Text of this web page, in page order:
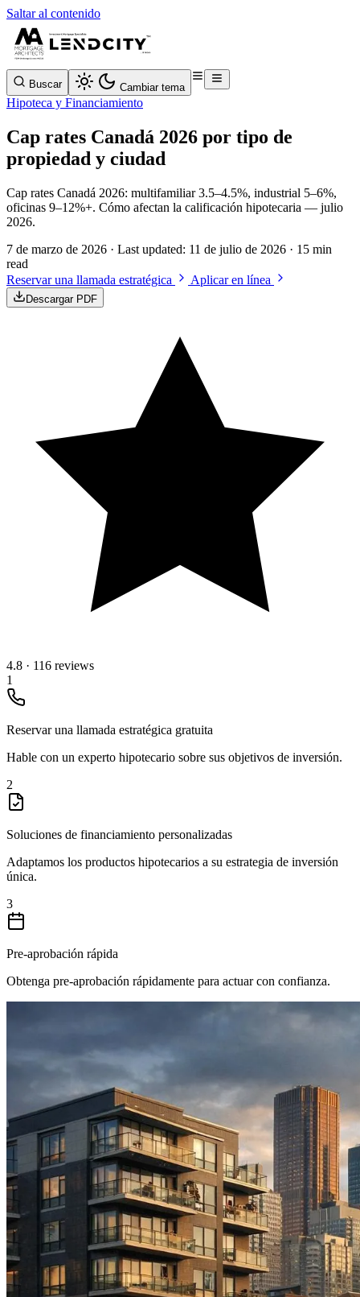
Saltar al contenido
Buscar Cambiar tema
Hipoteca y Financiamiento
Cap rates Canadá 2026 por tipo de
propiedad y ciudad
Cap rates Canadá 2026: multifamiliar 3.5–4.5%, industrial 5–6%,
oficinas 9–12%+. Cómo afectan la calificación hipotecaria — julio
2026.
7 de marzo de 2026 · Last updated: 11 de julio de 2026 · 15 min
read
Reservar una llamada estratégica
Aplicar en línea
Descargar PDF
4.8 · 116 reviews
1
Reservar una llamada estratégica gratuita
Hable con un experto hipotecario sobre sus objetivos de inversión.
2
Soluciones de financiamiento personalizadas
Adaptamos los productos hipotecarios a su estrategia de inversión
única.
3
Pre-aprobación rápida
Obtenga pre-aprobación rápidamente para actuar con confianza.